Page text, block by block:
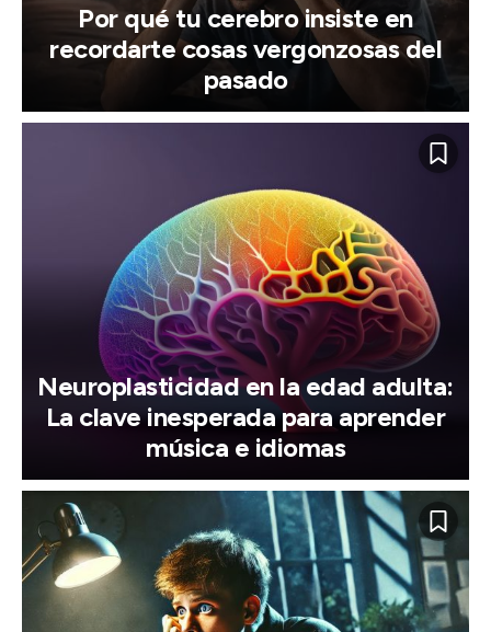
Por qué tu cerebro insiste en
recordarte cosas vergonzosas del
pasado
Neuroplasticidad en la edad adulta:
La clave inesperada para aprender
música e idiomas